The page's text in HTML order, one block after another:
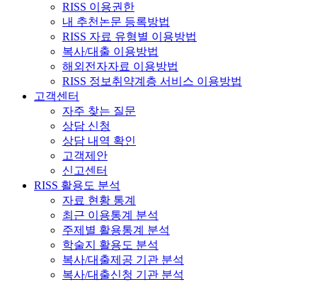
RISS 이용권한
내 추천논문 등록방법
RISS 자료 유형별 이용방법
복사/대출 이용방법
해외전자자료 이용방법
RISS 정보취약계층 서비스 이용방법
고객센터
자주 찾는 질문
상담 신청
상담 내역 확인
고객제안
신고센터
RISS 활용도 분석
자료 현황 통계
최근 이용통계 분석
주제별 활용통계 분석
학술지 활용도 분석
복사/대출제공 기관 분석
복사/대출신청 기관 분석